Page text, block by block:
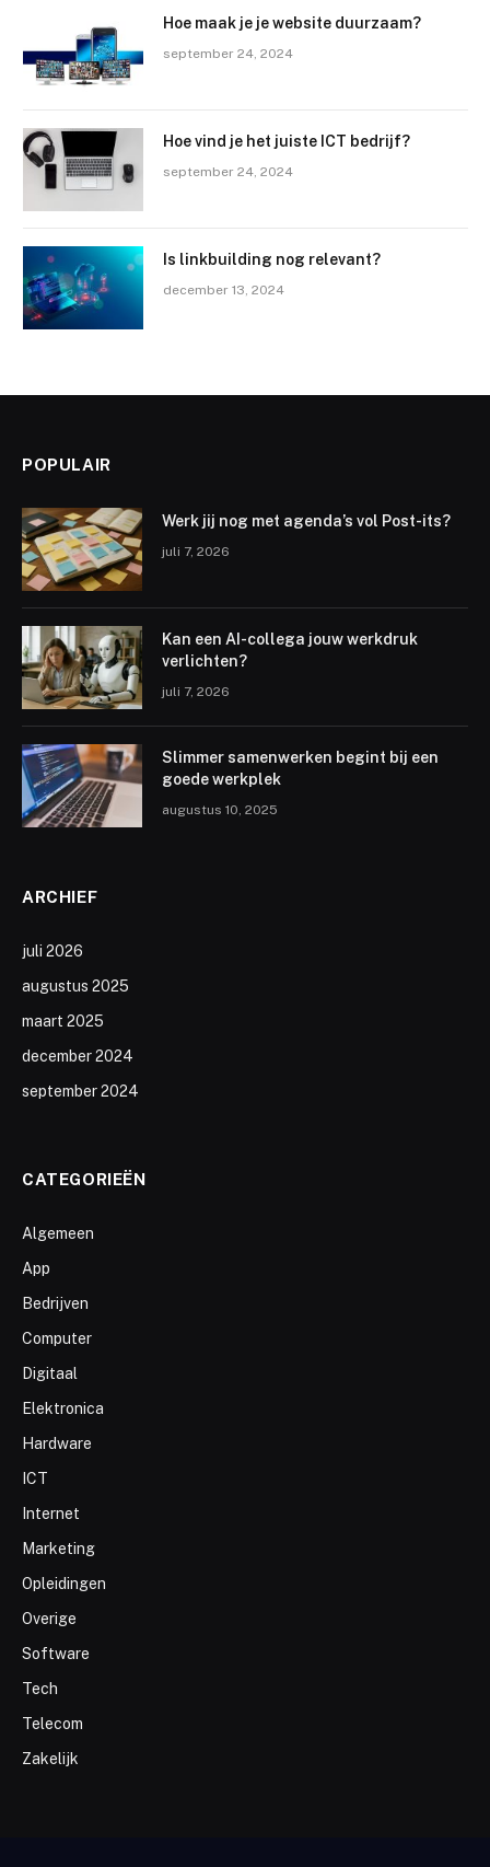
Hoe maak je je website duurzaam?
september 24, 2024
Hoe vind je het juiste ICT bedrijf?
september 24, 2024
Is linkbuilding nog relevant?
december 13, 2024
POPULAIR
Werk jij nog met agenda’s vol Post-its?
juli 7, 2026
Kan een AI-collega jouw werkdruk
verlichten?
juli 7, 2026
Slimmer samenwerken begint bij een
goede werkplek
augustus 10, 2025
ARCHIEF
juli 2026
augustus 2025
maart 2025
december 2024
september 2024
CATEGORIEËN
Algemeen
App
Bedrijven
Computer
Digitaal
Elektronica
Hardware
ICT
Internet
Marketing
Opleidingen
Overige
Software
Tech
Telecom
Zakelijk